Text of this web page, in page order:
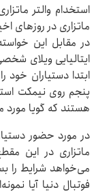
استخدام والتر
ماتزاری در روزهای
در مقابل این
ایتالیایی ویلای
ابتدا دستیاران
پنجم روی نیمکت
هستند که گویا مورد
در مورد حضور
ماتزاری در این
می‌خواهد شرایط را
فوتبال دنیا آیا